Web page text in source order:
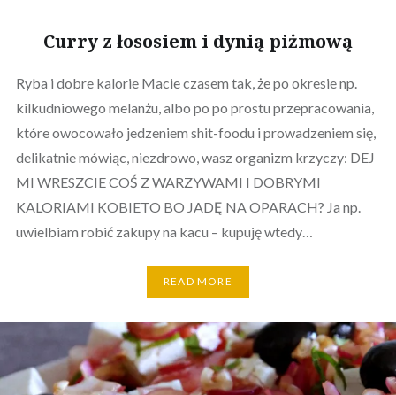
Curry z łososiem i dynią piżmową
Ryba i dobre kalorie Macie czasem tak, że po okresie np.
kilkudniowego melanżu, albo po po prostu przepracowania,
które owocowało jedzeniem shit-foodu i prowadzeniem się,
delikatnie mówiąc, niezdrowo, wasz organizm krzyczy: DEJ
MI WRESZCIE COŚ Z WARZYWAMI I DOBRYMI
KALORIAMI KOBIETO BO JADĘ NA OPARACH? Ja np.
uwielbiam robić zakupy na kacu – kupuję wtedy…
READ MORE